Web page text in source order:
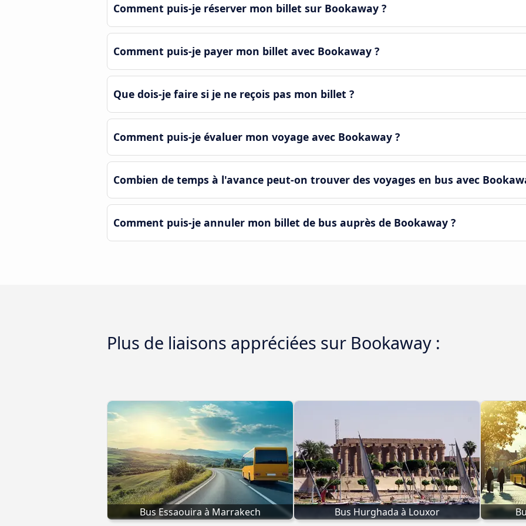
Comment puis-je réserver mon billet sur Bookaway ?
Comment puis-je payer mon billet avec Bookaway ?
Que dois-je faire si je ne reçois pas mon billet ?
Comment puis-je évaluer mon voyage avec Bookaway ?
Combien de temps à l'avance peut-on trouver des voyages en bus avec
Comment puis-je annuler mon billet de bus auprès de Bookaway ?
Plus de liaisons appréciées sur Bookaway :
Bus Essaouira à Marrakech Bus Hurghada à Louxor